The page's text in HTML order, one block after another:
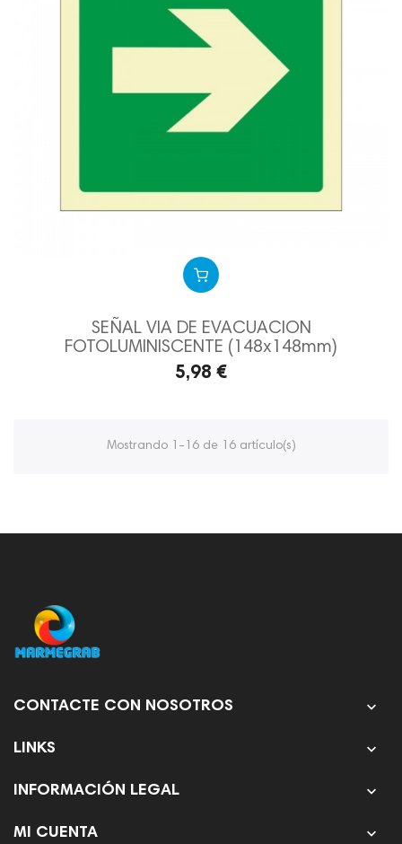
SEÑAL VIA DE EVACUACION
FOTOLUMINISCENTE (148x148mm)
5,98 €
Mostrando 1-16 de 16 artículo(s)
CONTACTE CON NOSOTROS 
LINKS 
INFORMACIÓN LEGAL 
MI CUENTA 